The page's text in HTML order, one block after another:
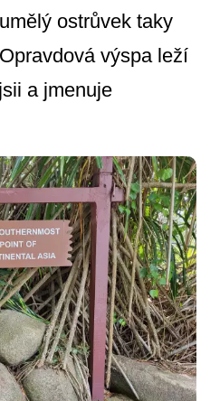
ostrůvek taky
výspa leží
a jmenuje